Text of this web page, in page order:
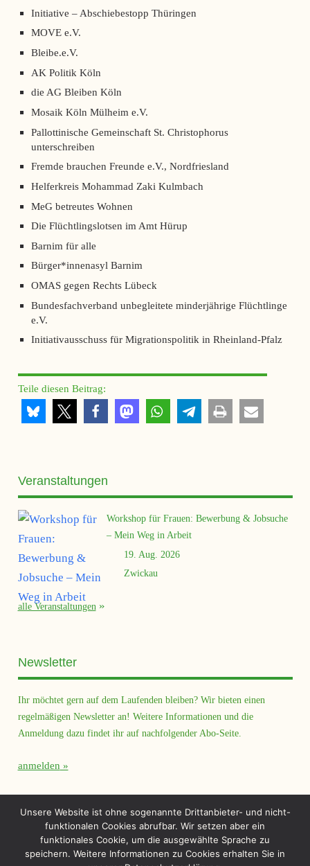
Initiative – Abschiebestopp Thüringen
MOVE e.V.
Bleibe.e.V.
AK Politik Köln
die AG Bleiben Köln
Mosaik Köln Mülheim e.V.
Pallottinische Gemeinschaft St. Christophorus
unterschreiben
Fremde brauchen Freunde e.V., Nordfriesland
Helferkreis Mohammad Zaki Kulmbach
MeG betreutes Wohnen
Die Flüchtlingslotsen im Amt Hürup
Barnim für alle
Bürger*innenasyl Barnim
OMAS gegen Rechts Lübeck
Bundesfachverband unbegleitete minderjährige Flüchtlinge
e.V.
Initiativausschuss für Migrationspolitik in Rheinland-Pfalz
Teile diesen Beitrag:
Veranstaltungen
Workshop für Frauen: Bewerbung & Jobsuche
– Mein Weg in Arbeit
19. Aug. 2026
Zwickau
alle Veranstaltungen
Newsletter
Ihr möchtet gern auf dem Laufenden bleiben? Wir bieten einen
regelmäßigen Newsletter an! Weitere Informationen und die
Anmeldung dazu findet ihr auf nachfolgender Abo-Seite.
anmelden
Unsere Website ist ohne sogenannte Drittanbieter- und nicht-
funktionalen Cookies abrufbar. Wir setzen aber ein
funktionales Cookie, um die ausgewählte Sprache zu
speichern. Weitere Informationen zu Cookies erhalten Sie in